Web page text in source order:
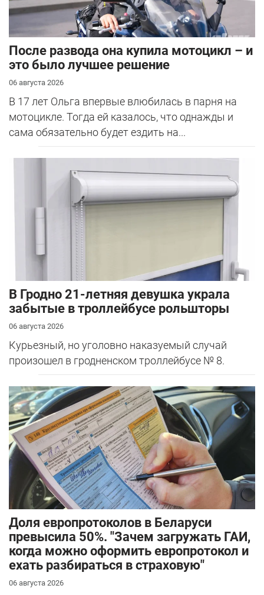
После развода она купила мотоцикл – и
это было лучшее решение
06 августа 2026
В 17 лет Ольга впервые влюбилась в парня на
мотоцикле. Тогда ей казалось, что однажды и
сама обязательно будет ездить на...
В Гродно 21-летняя девушка украла
забытые в троллейбусе рольшторы
06 августа 2026
Курьезный, но уголовно наказуемый случай
произошел в гродненском троллейбусе № 8.
Доля европротоколов в Беларуси
превысила 50%. "Зачем загружать ГАИ,
когда можно оформить европротокол и
ехать разбираться в страховую"
06 августа 2026